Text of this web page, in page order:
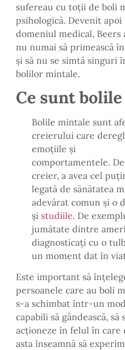
sufereau cu toții de boli
psihologică. Devenit
domeniul medical,
nu numai să primească
și să nu se simtă singuri
bolilor mintale.
Ce sunt
Bolile mintale sunt
creierului care
emoțiile și
comportamentele.
creier, a avea cel
legată de sănătatea
adevărat comun și o
și studiile. De
jumătate dintre
diagnosticați cu o
un moment dat în
Este important să
persoanele care au boli
s-a schimbat într-un
capabili să gândească, să
acționeze în felul în care
asta înseamnă să